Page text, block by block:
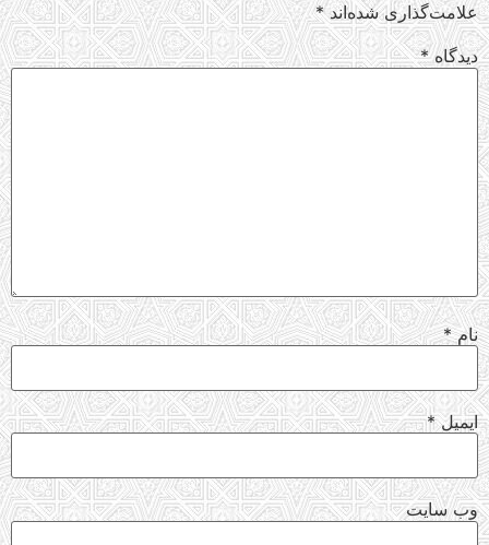
علامت‌گذاری شده‌اند*
دیدگاه*
نام*
ایمیل*
وب‌ سایت